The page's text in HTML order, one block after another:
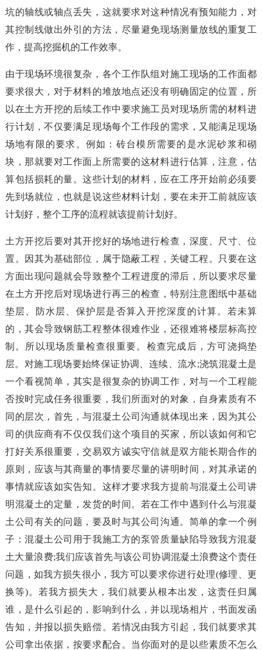
坑的轴线或轴点丢失，这就要求对这种情况有预知能力，对
其控制线做出外引的方法，尽量避免现场测量放线的重复工
作，提高挖掘机的工作效率。
由于现场环境很复杂，各个工作队组对施工现场的工作面都
要求很大，对于材料的堆放地点还没有明确固定的位置，所
以在土方开挖的后续工作中要求施工员对现场所需的材料进
行计划，不仅要满足现场每个工作段的需求，又能满足现场
场地有限的要求。例如：砖台模所需要的是水泥砂浆和砌
块，那就要对工作面上所需要的这材料进行估算，注意，估
算包括损耗的量。这些计划的材料，应在工序开始前必须要
先到场就位，也就是说这些材料计划，要在未开工前就应该
计划好，整个工序的流程就该提前计划好。
土方开挖后要对其开挖好的场地进行检查，深度、尺寸、位
置。因其为基础部位，属于隐蔽工程，关键工程。只要在这
方面出现问题就会导致整个工程进度的滞后，所以要求尽量
在土方开挖后对现场进行再三的检查，特别注意图纸中基础
垫层、防水层、保护层是否算入开挖深度的计算。若未算
的，其会导致钢筋工程整体很难作业，还很难将楼层标高控
制。所以现场质量检查很重要。检查完成后，方可浇捣垫
层。对施工现场要始终保证协调、连续、流水;浇筑混凝土是
一个看视简单，其实是很复杂的协调工作，对与一个工程能
否按时完成任务很重要，我们所面对的对象，自身素质有不
同的层次，首先，与混凝土公司沟通就体现出来，因为其公
司的供应商有不仅仅我们这个项目的买家，所以该如何和它
打好关系很重要，交易双方诚实守信就是双方能长期合作的
原则，应该与其商量的事情要尽量的讲明时间，对其承诺的
事情就应该如实告知。这样才要求我方提前与混凝土公司讲
明混凝土的定量，发货的时间。若在工作中遇到什么与混凝
土公司有关的问题，要及时与其公司沟通。简单的拿一个例
子：混凝土公司用于我施工方的泵管质量缺陷导致我方混凝
土大量浪费;我们应该首先与该公司协调混凝土浪费这个责任
问题，如我方损失很小，我方可以要求你进行处理(修理、更
换等)。若我方损失大，我们就要从根本出发，这责任归属
谁，是什么引起的，影响到什么，并以现场相片，书面发函
告知，并报以损失赔偿。若情况由我方引起，我们就要求其
公司拿出依据，按要求配合。当你面对的是以些素质不怎么